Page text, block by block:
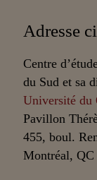
Adresse
Centre
du Sud et sa
Université du
Pavillon
455, boul.
Montréal,